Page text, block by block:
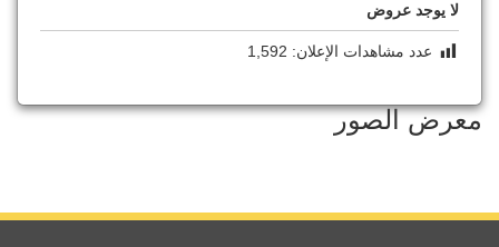
لا يوجد عروض
عدد مشاهدات الإعلان: 1,592
معرض الصور